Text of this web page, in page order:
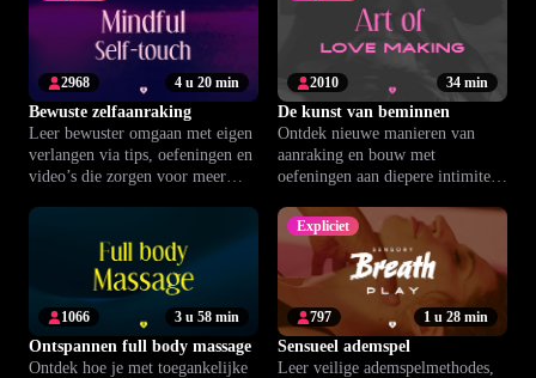
4 u 20 min
2968
Bewuste zelfaanraking
Leer bewuster omgaan met eigen
verlangen via tips, oefeningen en
video’s die zorgen voor meer
34 min
2010
De kunst van beminnen
Ontdek nieuwe manieren van
aanraking en bouw met
oefeningen aan diepere intimiteit
3 u 58 min
1066
Ontspannen full body massage
Ontdek hoe je met toegankelijke
Expliciet
1 u 28 min
797
Sensueel ademspel
Leer veilige ademspelmethodes,